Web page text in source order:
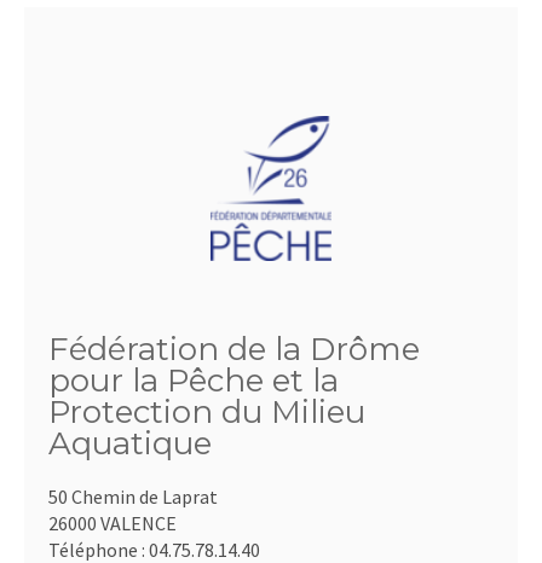
Fédération de la Drôme
pour la Pêche et la
Protection du Milieu
Aquatique
50 Chemin de Laprat
26000 VALENCE
Téléphone : 04.75.78.14.40